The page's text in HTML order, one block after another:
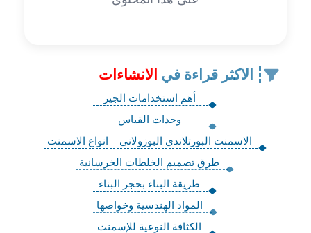
الاكثر قراءة في الانشاءات
أهم استخدامات الجير
وحدات القياس
الاسمنت البورتلاندي البوزولاني – انواع الاسمنت
طرق تصميم الخلطات الخرسانية
طريقة البناء بحجر البناء
المواد الهندسية وخواصها
الكثافة النوعية للإسمنت